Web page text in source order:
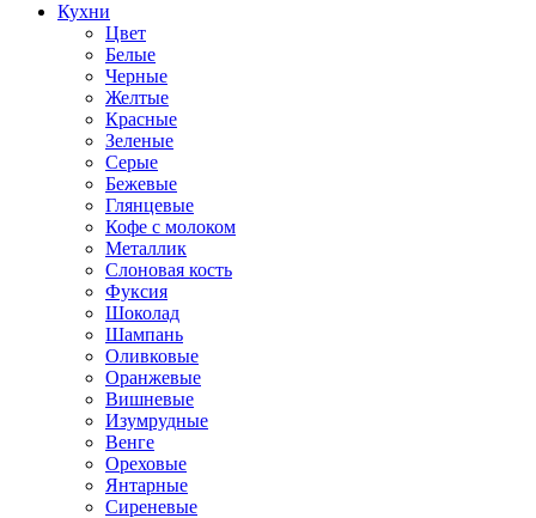
Кухни
Цвет
Белые
Черные
Желтые
Красные
Зеленые
Серые
Бежевые
Глянцевые
Кофе с молоком
Металлик
Слоновая кость
Фуксия
Шоколад
Шампань
Оливковые
Оранжевые
Вишневые
Изумрудные
Венге
Ореховые
Янтарные
Сиреневые